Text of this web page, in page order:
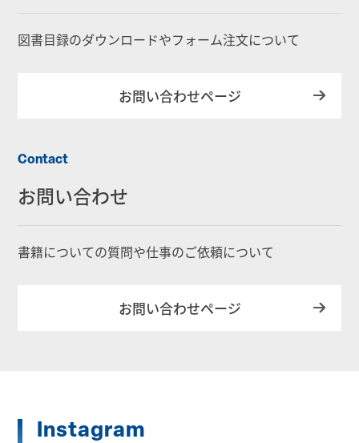
図書目録のダウンロードやフォーム注文について
お問い合わせページ
Contact
お問い合わせ
書籍についての質問や仕事のご依頼について
お問い合わせページ
Instagram